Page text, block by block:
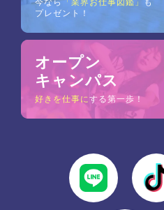
プレゼント！
オープン
キャンパス
好きを仕事にする第一歩！